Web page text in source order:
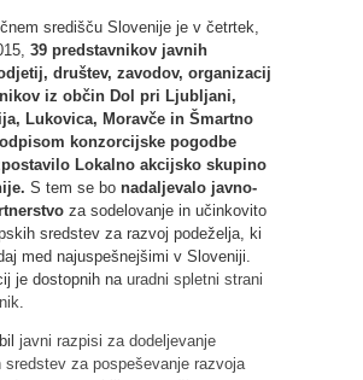
središču Slovenije je v četrtek,
39 predstavnikov javnih
društev, zavodov, organizacij
iz občin Dol pri Ljubljani,
Lukovica, Moravče in Šmartno
konzorcijske pogodbe
Lokalno akcijsko skupino
S tem se bo nadaljevalo javno-
za sodelovanje in učinkovito
sredstev za razvoj podeželja, ki
med najuspešnejšimi v Sloveniji.
je dostopnih na uradni spletni strani
javni razpisi za dodeljevanje
sredstev za pospeševanje razvoja